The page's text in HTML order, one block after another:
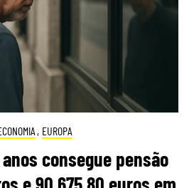
, EUROPA
consegue pensão